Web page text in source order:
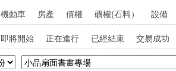
機動車 房產 債權 礦權(石料）
設備
即將開始 正在進行 已經結束
交易成功